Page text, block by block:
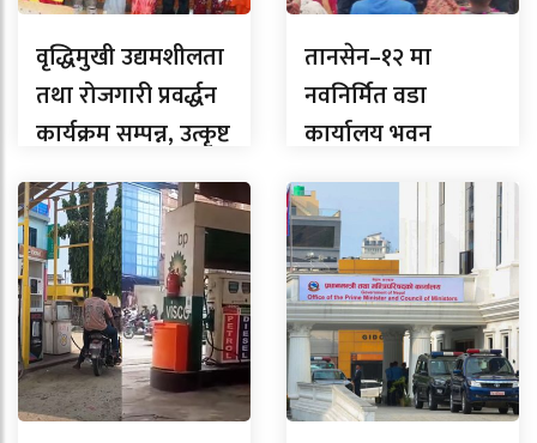
वृद्धिमुखी उद्यमशीलता
तथा रोजगारी प्रवर्द्धन
कार्यक्रम सम्पन्न, उत्कृष्ट
उद्यमी सम्मानित
तानसेन–१२ मा
नवनिर्मित वडा
कार्यालय भवन
समुद्घाटन